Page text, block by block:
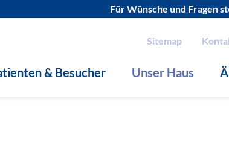
Für Wünsche und Fragen
Sitemap
& Besucher Unser Haus